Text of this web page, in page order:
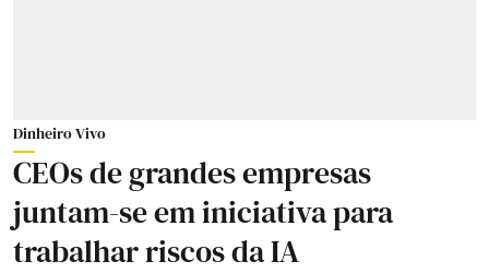
Dinheiro Vivo
CEOs de grandes empresas
juntam-se em iniciativa para
trabalhar riscos da IA